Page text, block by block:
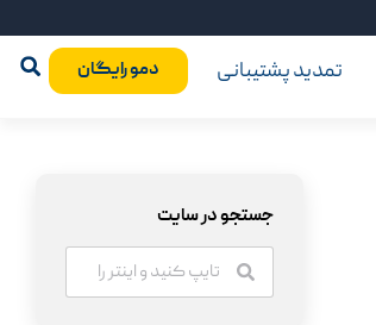
تمدید پشتیبانی دمو رایگان
جستجو در سایت